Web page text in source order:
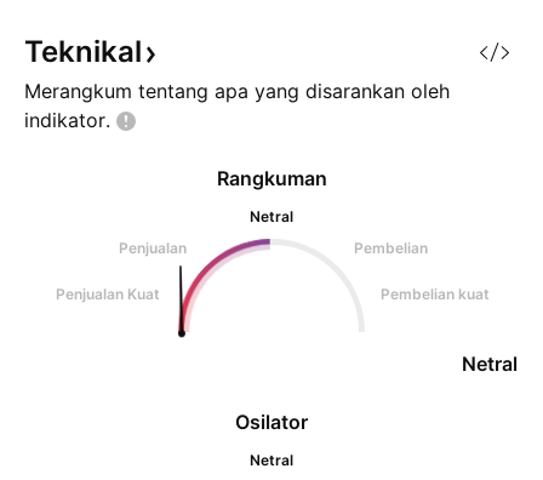
pemulihan berlanjut atau mulai
aksi ambil
Teknikal
Merangkum tentang apa yang disarankan oleh
indikator.
Osilator
Netral
Rangkuman
Netral
Penjualan
Pembelian
Penjualan Kuat Pembelian kuat
Netral